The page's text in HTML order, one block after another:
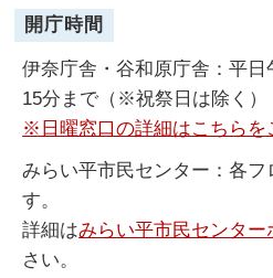
開庁時間
伊奈庁舎・谷和原庁舎：平
15分まで（※祝祭日は除く）
※日曜窓口の詳細はこちらを
みらい平市民センター：各フ
す。
詳細はみらい平市民センター
さい。